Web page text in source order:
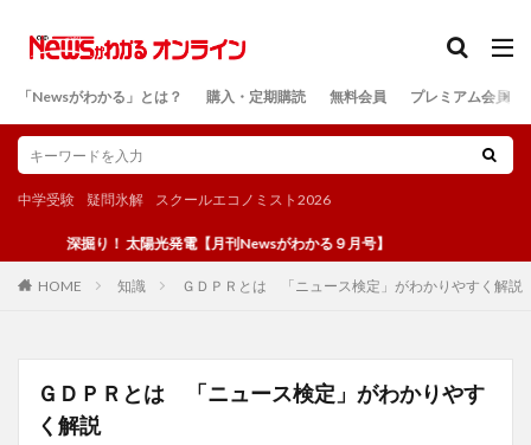
「Newsがわかる」とは？ 購入・定期購読 無料会員 プレミアム会員
中学受験 疑問氷解 スクールエコノミスト2026
掘り！ 太陽光発電【月刊Newsがわかる９月号】
HOME 知識 ＧＤＰＲとは 「ニュース検定」がわかりやすく解説
ＧＤＰＲとは 「ニュース検定」がわかりやす
く解説
検索